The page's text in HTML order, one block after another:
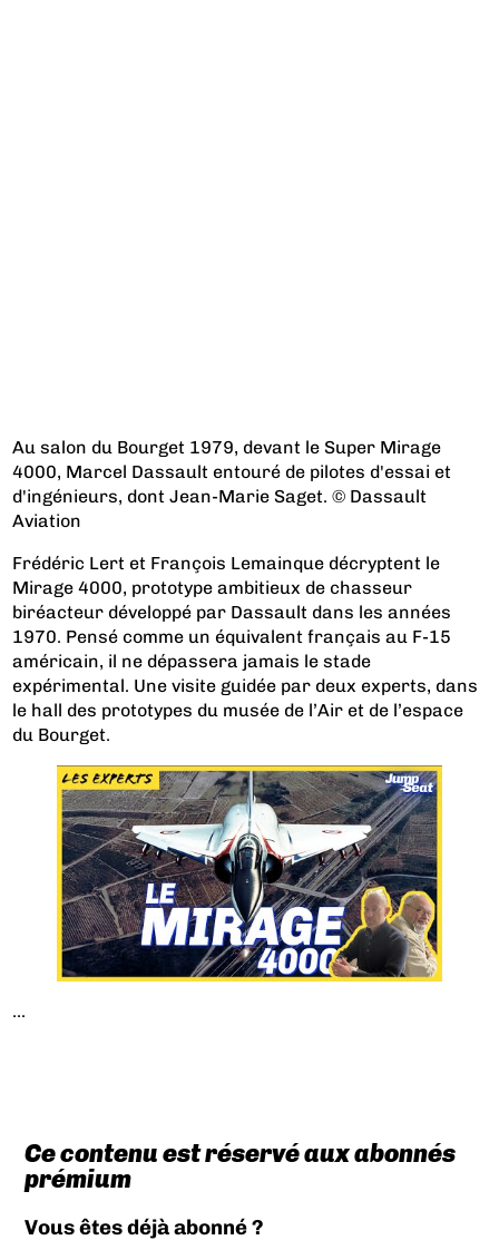
Au salon du Bourget 1979, devant le Super Mirage
4000, Marcel Dassault entouré de pilotes d'essai et
d'ingénieurs, dont Jean-Marie Saget. © Dassault
Aviation
Frédéric Lert et François Lemainque décryptent le
Mirage 4000, prototype ambitieux de chasseur
biréacteur développé par Dassault dans les années
1970. Pensé comme un équivalent français au F-15
américain, il ne dépassera jamais le stade
expérimental. Une visite guidée par deux experts, dans
le hall des prototypes du musée de l’Air et de l’espace
du Bourget.
...
Ce contenu est réservé aux abonnés
prémium
Vous êtes déjà abonné ?